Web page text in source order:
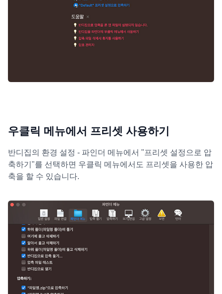
우클릭 메뉴에서 프리셋 사용하기
반디집의 환경 설정 - 파인더 메뉴에서 "프리셋 설정으로 압
축하기"를 선택하면 우클릭 메뉴에서도 프리셋을 사용한 압
축을 할 수 있습니다.